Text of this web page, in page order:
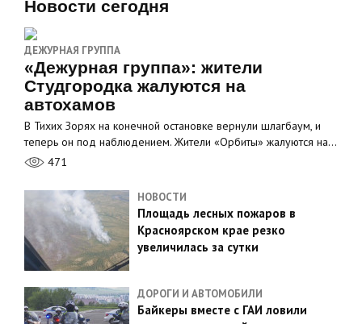
Новости сегодня
ДЕЖУРНАЯ ГРУППА
«Дежурная группа»: жители
Студгородка жалуются на
автохамов
В Тихих Зорях на конечной остановке вернули шлагбаум, и
теперь он под наблюдением. Жители «Орбиты» жалуются на…
471
НОВОСТИ
Площадь лесных пожаров в
Красноярском крае резко
увеличилась за сутки
ДОРОГИ И АВТОМОБИЛИ
Байкеры вместе с ГАИ ловили